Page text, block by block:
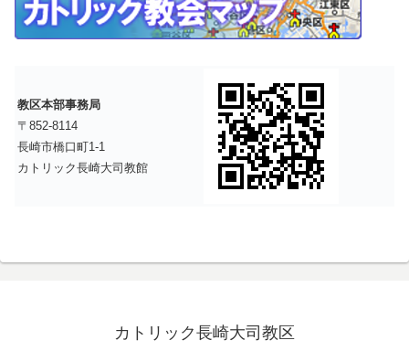
教区本部事務局
〒852-8114
長崎市橋口町1-1
カトリック長崎大司教館
カトリック長崎大司教区